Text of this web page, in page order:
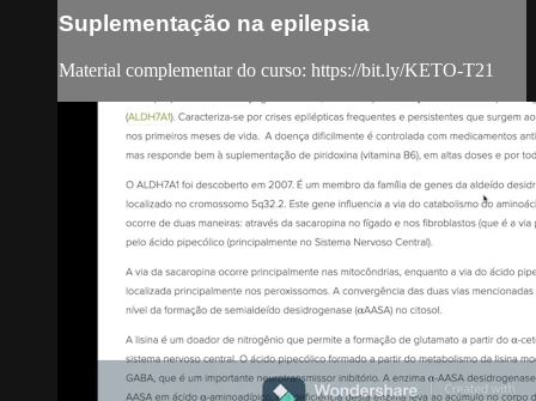
Suplementação na epilepsia
Material complementar do curso: https://bit.ly/KETO-T21